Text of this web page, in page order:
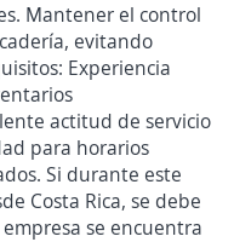
Mantener el control
evitando
Experiencia
actitud de servicio
para horarios
Si durante este
Costa Rica, se debe
se encuentra